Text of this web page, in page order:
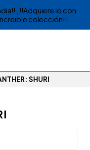
, !!Adquiere lo con
colección!!!
SHURI